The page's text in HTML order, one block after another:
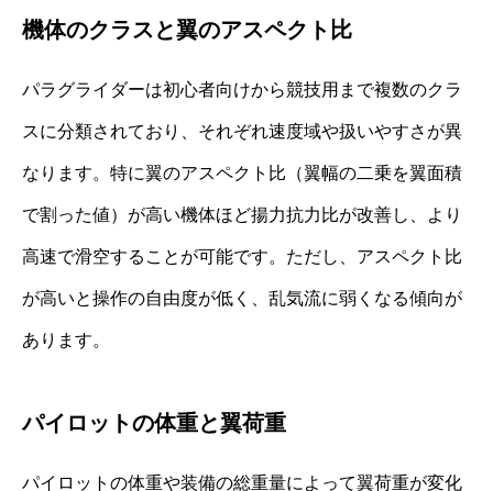
機体のクラスと翼のアスペクト比
パラグライダーは初心者向けから競技用まで複数のクラ
スに分類されており、それぞれ速度域や扱いやすさが異
なります。特に翼のアスペクト比（翼幅の二乗を翼面積
で割った値）が高い機体ほど揚力抗力比が改善し、より
高速で滑空することが可能です。ただし、アスペクト比
が高いと操作の自由度が低く、乱気流に弱くなる傾向が
あります。
パイロットの体重と翼荷重
パイロットの体重や装備の総重量によって翼荷重が変化